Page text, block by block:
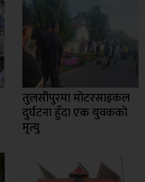
तुलसीपुरमा मोटरसाइकल
दुर्घटना हुँदा एक युवकको
मृत्यु